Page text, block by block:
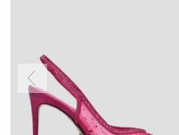
надходження, ексклюзивні акції та події
Для неї